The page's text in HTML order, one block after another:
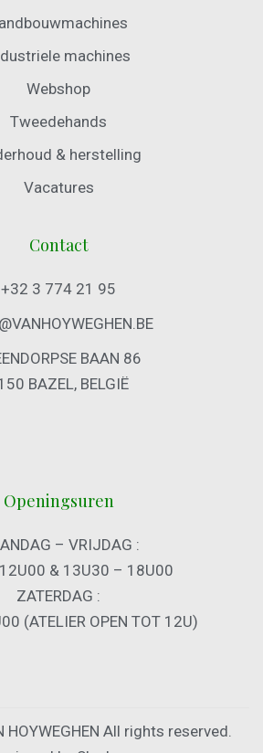
machines
Webshop
Tweedehands
& herstelling
Vacatures
Contact
+32 3 774 21 95
BAAN 86
BAZEL, BELGIË
Openingsuren
– VRIJDAG :
& 13U30 – 18U00
ZATERDAG :
(ATELIER OPEN TOT 12U)
All rights reserved.